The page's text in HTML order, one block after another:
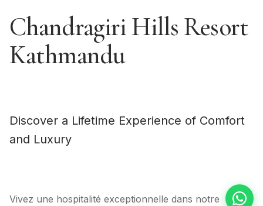
Chandragiri Hills Resort
Kathmandu
Discover a Lifetime Experience of Comfort
and Luxury
Vivez une hospitalité exceptionnelle dans notre